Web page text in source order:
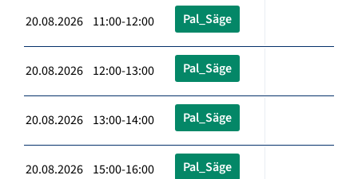
20.08.2026 11:00-12:00 Pal_Säge
20.08.2026 12:00-13:00 Pal_Säge
20.08.2026 13:00-14:00 Pal_Säge
20.08.2026 15:00-16:00 Pal_Säge